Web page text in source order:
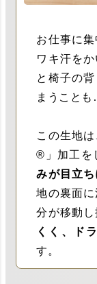
お仕事に
ワキ汗を
と椅子の
まうことも
この生地
®︎」加工を
みが目立ち
地の裏面
分が移動し
くく、ド
す。